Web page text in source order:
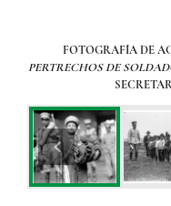
FOTOGRAFÍA DE
PERTRECHOS DE